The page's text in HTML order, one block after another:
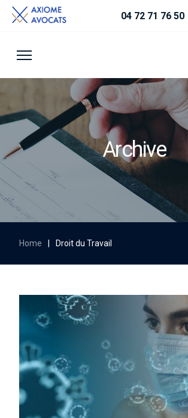
04 72 71 76 50
Archive
Home Droit du Travail